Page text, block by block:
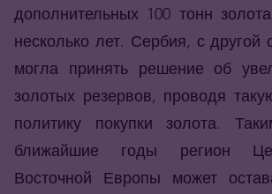
дополнительных 100 тонн
несколько лет. Сербия, с другой
могла принять решение об
золотых резервов, проводя
политику покупки золота.
ближайшие годы регион
Восточной Европы может